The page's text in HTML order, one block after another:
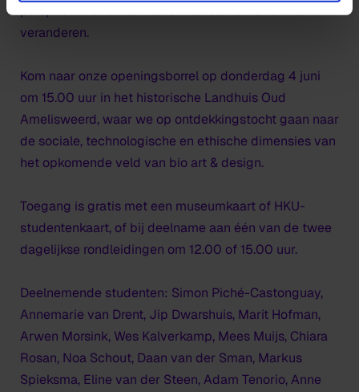
perspectieven onze manier van samen leven kunnen
veranderen.
Kom naar onze openingsborrel op donderdag 4 juni
om 15.00 uur in het historische Landhuis Oud
Amelisweerd, waar we op ontdekkingstocht gaan naar
de sociale, technologische en ethische dimensies van
het opkomende veld van bio art & design.
Toegang is gratis met een museumkaart of HKU-
studentenkaart, of bij deelname aan één van de twee
dagelijkse rondleidingen om 12.00 of 15.00 uur.
Deelnemende studenten: Simon Piché-Castonguay,
Annemarie van Drent, Jip Dwarshuis, Marit Hofman,
Arwen Morsink, Wes Kalverkamp, Mees Muijs, Chiara
Rosan, Noa Schout, Daan van der Sman, Markus
Spieksma, Eline van der Steen, Adam Tenorio, Anne